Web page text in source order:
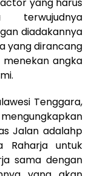
yang harus
terwujudnya
diadakannya
yang dirancang
angka
Tenggara,
Jalan adalahp
Raharja untuk
sama dengan